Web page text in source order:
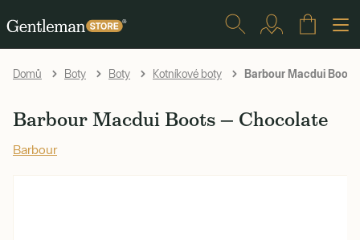
Domů Boty Boty Kotníkové boty Barbour Macdui
Barbour Macdui Boots — Chocolate
Barbour